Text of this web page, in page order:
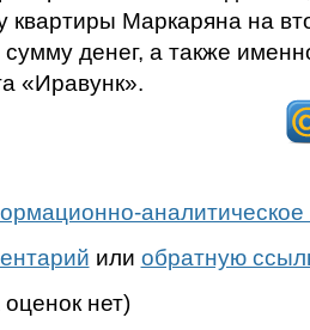
квартиры Маркаряна на
сумму денег, а также
«Иравунк».
аналитическое
или обратную
нет)